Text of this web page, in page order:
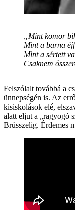
„Mint komor
Mint a barna
Mint a sértett
Csaknem
Felszólalt továbbá a
ünnepségén is. Az
kisiskolások elé,
alatt eljut a „ragyogó
Brüsszelig. Érdemes